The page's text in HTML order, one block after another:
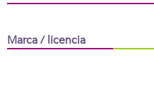
Marca / licencia